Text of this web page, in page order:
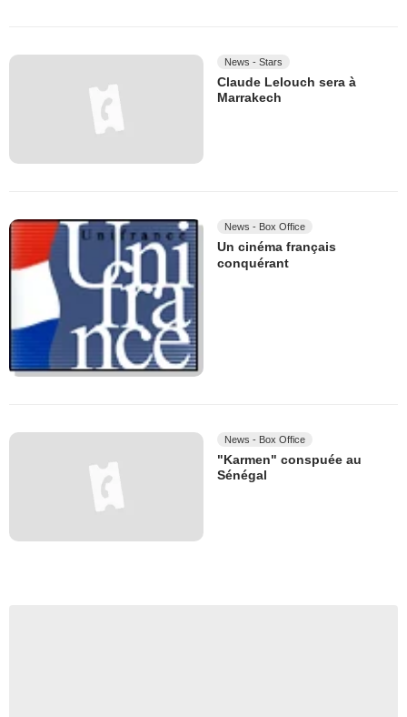
News - Stars
Claude Lelouch sera à
Marrakech
News - Box Office
Un cinéma français
conquérant
News - Box Office
"Karmen" conspuée au
Sénégal